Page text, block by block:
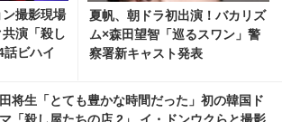
撮影現場
演「殺し
話ビハイ
夏帆、朝ドラ初出演！バカリズ
ム×森田望智「巡るスワン」警
察署新キャスト発表
将生「とても豊かな時間だった」初の韓国ド
「殺し屋たちの店 2」 イ・ドンウクらと撮影